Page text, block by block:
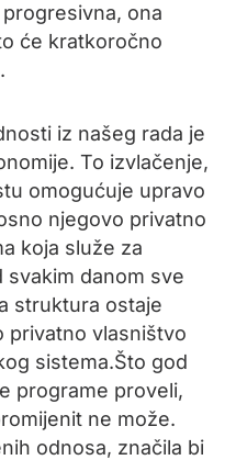
ona
će kratkoročno
iz našeg rada je
To izvlačenje,
omogućuje upravo
njegovo privatno
koja služe za
svakim danom sve
struktura ostaje
privatno vlasništvo
sistema.Što god
programe proveli,
ne može.
odnosa, značila bi